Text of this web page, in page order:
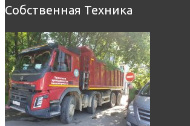
Собственная Техника